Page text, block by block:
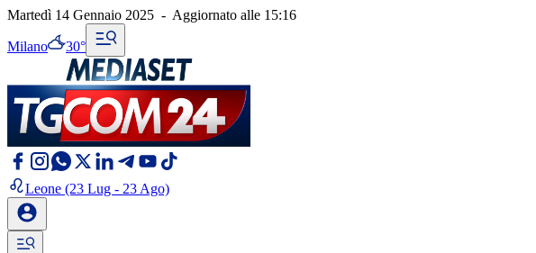
Martedì 14 Gennaio 2025 - Aggiornato alle 15:16
Milano 30°
Leone (23 Lug - 23 Ago)